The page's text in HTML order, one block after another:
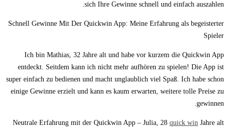
sich Ihre Gewinne schnell und einfach auszahlen.
Schnell Gewinne Mit Der Quickwin App: Meine Erfahrung als begeisterter
Spieler
Ich bin Mathias, 32 Jahre alt und habe vor kurzem die Quickwin App
entdeckt. Seitdem kann ich nicht mehr aufhören zu spielen! Die App ist
super einfach zu bedienen und macht unglaublich viel Spaß. Ich habe schon
einige Gewinne erzielt und kann es kaum erwarten, weitere tolle Preise zu
gewinnen.
Neutrale Erfahrung mit der Quickwin App – Julia, 28 quick win Jahre alt